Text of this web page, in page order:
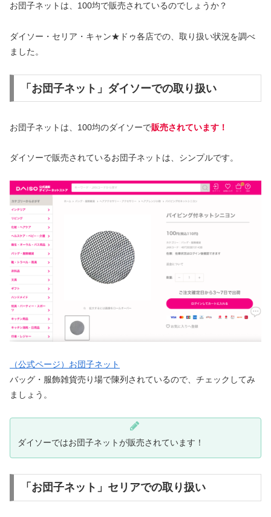
お団子ネットは、100均で販売されているのでしょうか？
ダイソー・セリア・キャン★ドゥ各店での、取り扱い状況を調べ
ました。
「お団子ネット」ダイソーでの取り扱い
お団子ネットは、100均のダイソーで販売されています！
ダイソーで販売されているお団子ネットは、シンプルです。
（公式ページ）お団子ネット
バッグ・服飾雑貨売り場で陳列されているので、チェックしてみ
ましょう。
ダイソーではお団子ネットが販売されています！
「お団子ネット」セリアでの取り扱い